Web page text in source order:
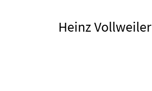
Heinz Vollweiler